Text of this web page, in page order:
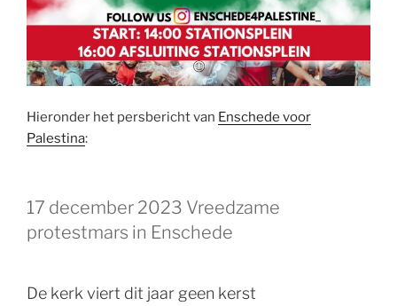
Hieronder het persbericht van Enschede voor
Palestina:
17 december 2023 Vreedzame
protestmars in Enschede
De kerk viert dit jaar geen kerst